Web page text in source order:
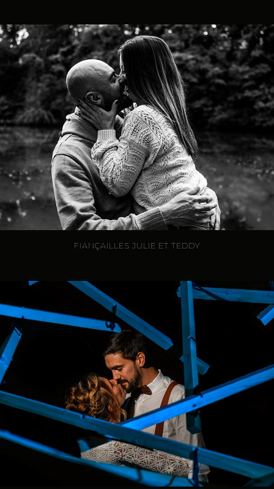
FIANÇAILLES JULIE ET TEDDY